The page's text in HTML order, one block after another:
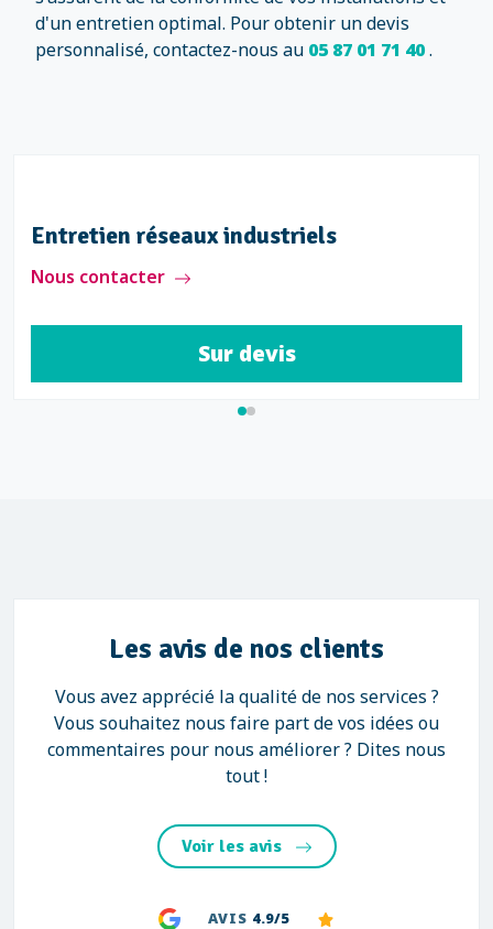
d'un entretien optimal. Pour obtenir un devis
personnalisé, contactez-nous au 05 87 01 71 40.
Entretien réseaux industriels
Nous contacter
Sur devis
Les avis de nos clients
Vous avez apprécié la qualité de nos services ?
Vous souhaitez nous faire part de vos idées ou
commentaires pour nous améliorer ? Dites nous
tout !
Voir les avis
AVIS 4.9/5